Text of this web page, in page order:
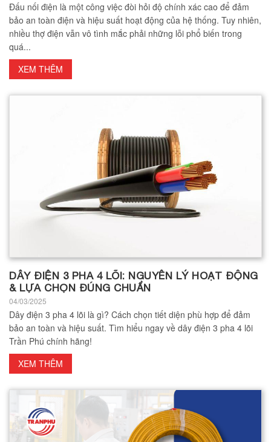
Đấu nối điện là một công việc đòi hỏi độ chính xác cao để đảm
bảo an toàn điện và hiệu suất hoạt động của hệ thống. Tuy nhiên,
nhiều thợ điện vẫn vô tình mắc phải những lỗi phổ biến trong
quá...
XEM THÊM
DÂY ĐIỆN 3 PHA 4 LÕI: NGUYÊN LÝ HOẠT ĐỘNG
& LỰA CHỌN ĐÚNG CHUẨN
04/03/2025
Dây điện 3 pha 4 lõi là gì? Cách chọn tiết diện phù hợp để đảm
bảo an toàn và hiệu suất. Tìm hiểu ngay về dây điện 3 pha 4 lõi
Trần Phú chính hãng!
XEM THÊM